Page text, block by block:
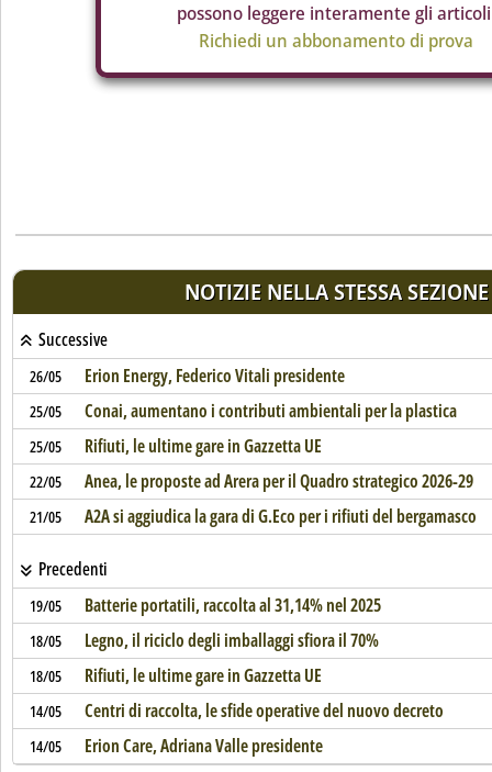
possono leggere interamente gli
Richiedi un abbonamento di prova
NOTIZIE NELLA STESSA SEZIONE
Successive
26/05 Erion Energy, Federico Vitali presidente
25/05 Conai, aumentano i contributi ambientali per la plastica
25/05 Rifiuti, le ultime gare in Gazzetta UE
22/05 Anea, le proposte ad Arera per il Quadro strategico 2026-29
21/05 A2A si aggiudica la gara di G.Eco per i rifiuti del bergamasco
Precedenti
19/05 Batterie portatili, raccolta al 31,14% nel 2025
18/05 Legno, il riciclo degli imballaggi sfiora il 70%
18/05 Rifiuti, le ultime gare in Gazzetta UE
14/05 Centri di raccolta, le sfide operative del nuovo decreto
14/05 Erion Care, Adriana Valle presidente